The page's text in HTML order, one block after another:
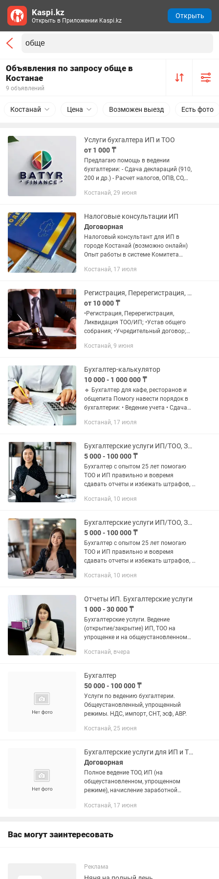
Объявления по запросу обще в
Костанае
9 объявлений
Костанай Цена Возможен выезд Есть фото
Услуги бухгалтера ИП и ТОО
от 1 000 ₸
Предлагаю помощь в ведении
бухгалтерии: - Сдача деклараций (910,
200 и др.) - Расчет налогов, ОПВ, СО,
налогообложению - Ведение учета
Костанай, 29 июня
Налоговые консультации ИП
Договорная
Налоговый консультант для ИП в
городе Костанай (возможно онлайн)
Опыт работы в системе Комитета
Казахстан более 16 лет, т.ч. на
Костанай, 17 июля
Регистрация, Перерегистрация, Ликвидация ТОО/ИП
от 10 000 ₸
•Регистрация, Перерегистрация,
Ликвидация ТОО/ИП; •Устав общего
собрания; •Учредительный договор;
Отчеты; •И др. услуги по ТОО/ИП.
Костанай, 9 июня
Бухгалтер-калькулятор
10 000 - 1 000 000 ₸
🔹 Бухгалтер для кафе, ресторанов и
общепита Помогу навести порядок в
бухгалтерии: • Ведение учета • Сдача
Расчет зарплат, сверка с
Костанай, 17 июля
Бухгалтерские услуги ИП/ТОО, Закрытие ИП, ЭСФ, СНТ
5 000 - 100 000 ₸
Бухгалтер с опытом 25 лет помогаю
ТОО и ИП правильно и вовремя
сдавать отчеты и избежать штрафов, а
сокращать расходы, оптимизировать
Костанай, 10 июня
Бухгалтерские услуги ИП/ТОО, Закрытие ИП, ЭСФ, СНТ
5 000 - 100 000 ₸
Бухгалтер с опытом 25 лет помогаю
ТОО и ИП правильно и вовремя
сдавать отчеты и избежать штрафов, а
сокращать расходы, оптимизировать
Костанай, 10 июня
Отчеты ИП. Бухгалтерские услуги
1 000 - 30 000 ₸
Бухгалтерские услуги. Ведение
(открытие/закрытие) ИП, ТОО на
упрощенке и на общеустановленном
сопровождение. •Сдача налоговой
Ф,250.00...
Костанай, вчера
Бухгалтер
50 000 - 100 000 ₸
Услуги по ведению бухгалтерии.
Общеустановленный, упрощенный
режимы. НДС, импорт, СНТ, эсф, АВР.
Костанай, 25 июня
Бухгалтерские услуги для ИП и ТОО (удаленно)
Договорная
Полное ведение ТОО, ИП (на
общеустановленном, упрощенном
режиме), начисление заработной
оформление сотрудников. Сдача
Костанай, 17 июня
Вас могут заинтересовать
Реклама
Kaspi.kz
Открыть в Приложении Kaspi.kz
Открыть